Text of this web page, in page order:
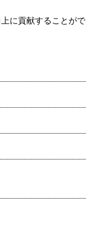
に貢献することがで